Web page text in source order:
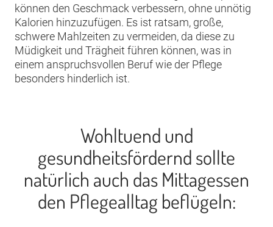
können den Geschmack verbessern, ohne unnötig
Kalorien hinzuzufügen. Es ist ratsam, große,
schwere Mahlzeiten zu vermeiden, da diese zu
Müdigkeit und Trägheit führen können, was in
einem anspruchsvollen Beruf wie der Pflege
besonders hinderlich ist.
Wohltuend und
gesundheitsfördernd sollte
natürlich auch das Mittagessen
den Pflegealltag beflügeln: